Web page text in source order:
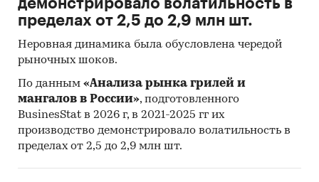
услуг.
Индекс потребительских цен на товары и
услуги (ИПЦ) измеряет отношение стоимости
фиксированного перечня товаров и услуг в
ценах текущего периода к его стоимости в
ценах предыдущего (базисного) периода и
характеризует изменение во времени общего
уровня цен на товары и услуги, приобретаемые
населением для непроизводственного
потребления.
демонстрировало волатильность в
пределах от 2,5 до 2,9 млн шт.
Неровная динамика была обусловлена чередой
рыночных шоков.
По данным «Анализа рынка грилей и
мангалов в России», подготовленного
BusinesStat в 2026 г, в 2021-2025 гг их
производство демонстрировало волатильность в
пределах от 2,5 до 2,9 млн шт.